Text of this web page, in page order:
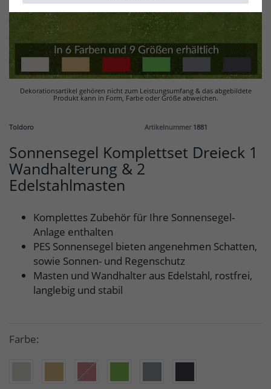
Dekorationsartikel gehören nicht zum Leistungsumfang & das abgebildete
Produkt kann in Form, Farbe oder Größe abweichen.
Toldoro Artikelnummer 1881
Sonnensegel Komplettset Dreieck 1
Wandhalterung & 2
Edelstahlmasten
Komplettes Zubehör für Ihre Sonnensegel-
Anlage enthalten
PES Sonnensegel bieten angenehmen Schatten,
sowie Sonnen- und Regenschutz
Masten und Wandhalter aus Edelstahl, rostfrei,
langlebig und stabil
Farbe: